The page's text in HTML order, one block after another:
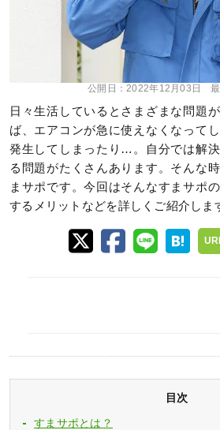
公開日：2022年12月03日
日々生活しているとさまざまな問題
ば、エアコンが急に使えなくなって
発生してしまったり…。自分では解
る問題がたくさんあります。そんな
まサポです。今回はそんなすまサポ
するメリットなどを詳しくご紹介しま
目次
すまサポとは？